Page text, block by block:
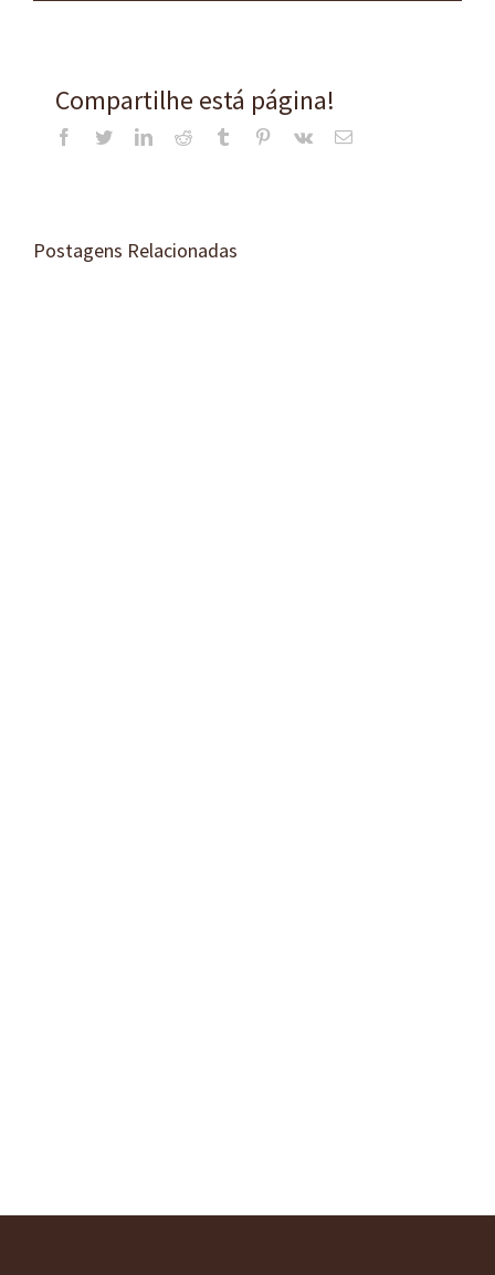
Compartilhe está página!
Facebook
TwitterLinkedInReddit Tumblr Pinterest
Vk
E-
Postagens Relacionadas